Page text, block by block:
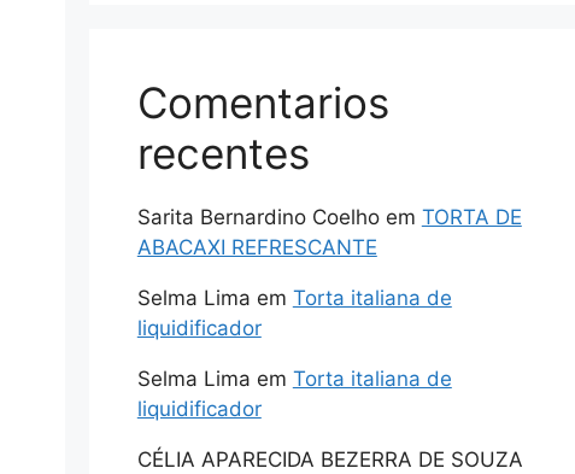
Comentarios
recentes
Sarita Bernardino Coelhoem TORTA DE
ABACAXI REFRESCANTE
Selma Lima em Torta italiana de
liquidificador
Selma Lima em Torta italiana de
liquidificador
CÉLIA APARECIDA BEZERRA DE SOUZA